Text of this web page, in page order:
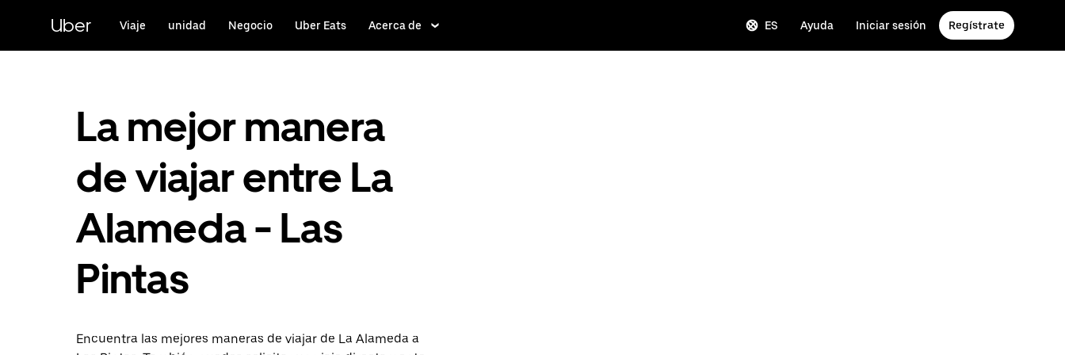
contenido
principal
Uber Viaje unidad Negocio Uber Eats Acerca de ES Ayuda Iniciar sesión Regístrate
La mejor manera
de viajar entre La
Alameda - Las
Pintas
Encuentra las mejores maneras de viajar de La Alameda a